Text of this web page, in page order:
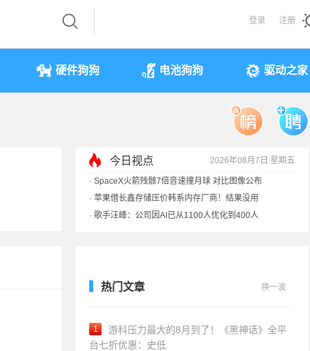
登录 注册
硬件狗狗 电池狗狗 驱动之家
今日视点 2026年08月7日 星期五
· SpaceX火箭残骸7倍音速撞月球 对比图像公布
· 苹果借长鑫存储压价韩系内存厂商！结果没用
· 歌手汪峰：公司因AI已从1100人优化到400人
热门文章 换一波
1
游科压力最大的8月到了！《黑神话》全平
台七折优惠：史低